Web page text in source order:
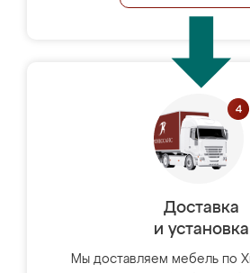
Доставка
и установка
Мы доставляем мебель по